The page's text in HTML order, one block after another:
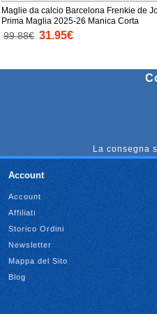
Maglie da calcio Barcelona Frenkie de
Prima Maglia 2025-26 Manica Corta
99.88€ 31.95€
La consegna
Account
Account
Affiliati
Storico Ordini
Newsletter
Mappa del Sito
Blog